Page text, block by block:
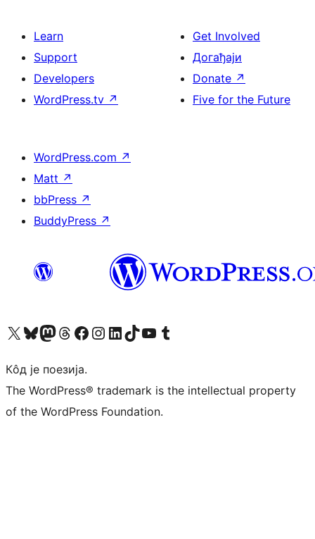
Learn
Support
Developers
WordPress.tv ↗
Get Involved
Догађаји
Donate ↗
Five for the Future
WordPress.com ↗
Matt ↗
bbPress ↗
BuddyPress ↗
Visit our X (formerly Twitter) account
Посетите наш Bluesky налог
Visit our Mastodon account
Посетите наш налог на Threads-у Visit our Facebook page
Посетите наш Инстаграм налог
Visit our LinkedIn account
Посетите наш TikTok налог
Visit our YouTube channel
Посетите наш Tumblr налог
Кôд је поезија.
The WordPress® trademark is the intellectual property
of the WordPress Foundation.